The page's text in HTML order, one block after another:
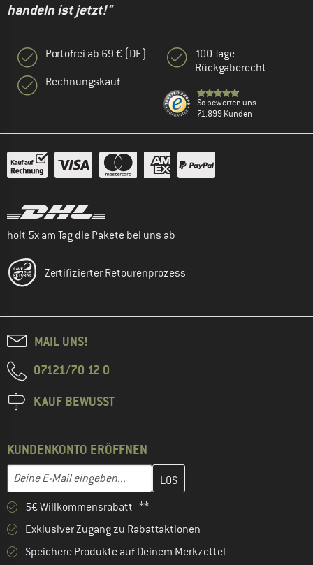
handeln ist jetzt!"
Portofrei ab 69 € (DE)
Rechnungskauf
100 Tage
Rückgaberecht
So bewerten uns
71.899 Kunden
holt 5x am Tag die Pakete bei uns ab
Zertifizierter Retourenprozess
MAIL UNS!
07121/70 12 0
KAUF BEWUSST
KUNDENKONTO ERÖFFNEN
E-Mail-Adresse
Gib hier deine E-Mail-Adresse ein und erstelle im nächsten
5€ Willkommensrabatt **
Exklusiver Zugang zu Rabattaktionen
Speichere Produkte auf Deinem Merkzettel